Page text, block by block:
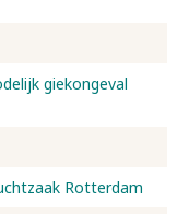
giekongeval
Rotterdam